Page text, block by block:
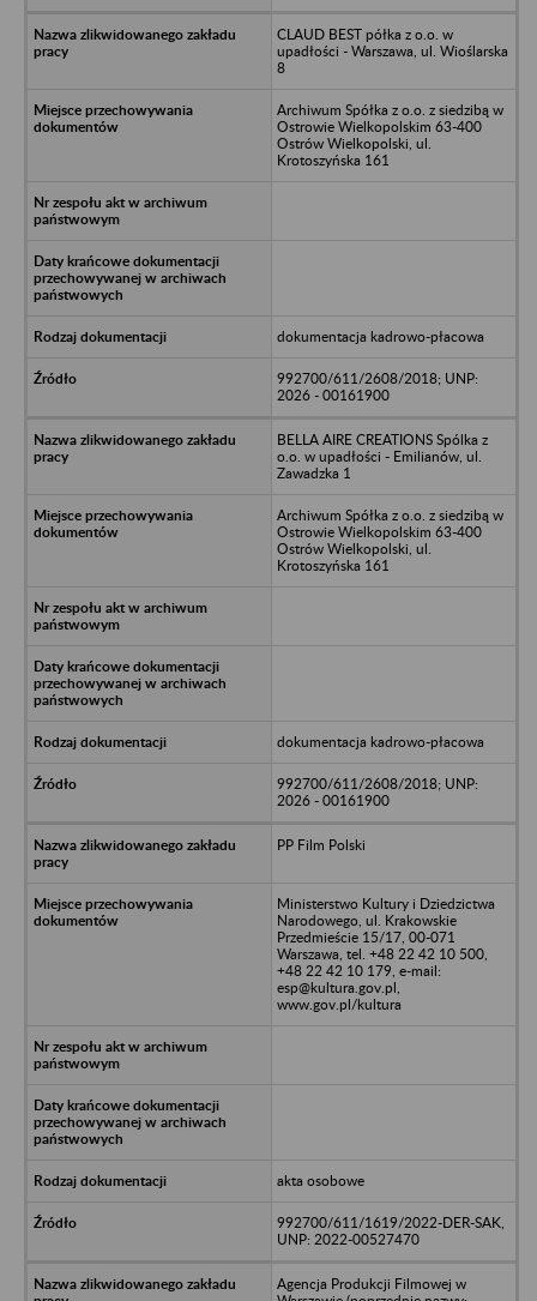
CLAUD BEST półka z o.o. w
upadłości - Warszawa, ul. Wioślarska
8
Archiwum Spółka z o.o. z siedzibą w
Ostrowie Wielkopolskim 63-400
Ostrów Wielkopolski, ul.
Krotoszyńska 161
dokumentacja kadrowo-płacowa
992700/611/2608/2018; UNP:
2026 - 00161900
BELLA AIRE CREATIONS Spólka z
o.o. w upadłości - Emilianów, ul.
Zawadzka 1
Archiwum Spółka z o.o. z siedzibą w
Ostrowie Wielkopolskim 63-400
Ostrów Wielkopolski, ul.
Krotoszyńska 161
dokumentacja kadrowo-płacowa
992700/611/2608/2018; UNP:
2026 - 00161900
PP Film Polski
Ministerstwo Kultury i Dziedzictwa
Narodowego, ul. Krakowskie
Przedmieście 15/17, 00-071
Warszawa, tel. +48 22 42 10 500,
+48 22 42 10 179, e-mail:
esp@kultura.gov.pl,
www.gov.pl/kultura
akta osobowe
992700/611/1619/2022-DER-SAK,
UNP: 2022-00527470
Agencja Produkcji Filmowej w